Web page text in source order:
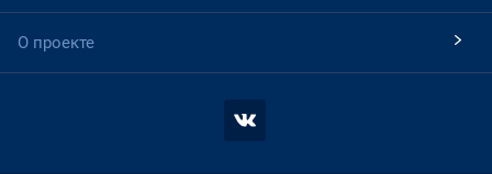
О проекте